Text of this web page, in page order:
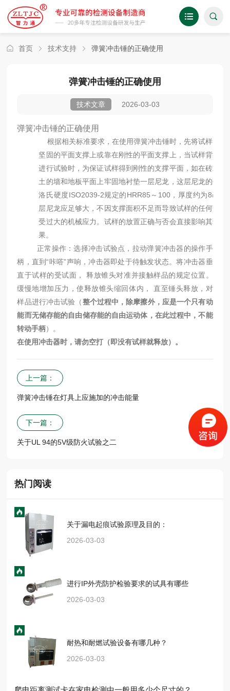
首页 技术支持 弹簧冲击锤的正确使用
弹簧冲击锤的正确使用
技术文章 2026-03-03
弹簧冲击锤的正确使用
根据相关标准要求，在使用弹簧冲击锤时，先将试样固定
坚固的平面支撑上或靠在刚性的平面支撑上，当试样背靠平
进行试验时，为保证试样得到刚性的支撑平面，如在砖或混
土的墙和地板平面上牢固地衬垫一层尼龙，这层尼龙的硬度
洛氏硬度ISO2039-2规定的HRR85～100，厚度约为8㎜，
层尼龙应足够大，不因支撑面积不足而导致试样的任何部分
受过大的机械应力。试样的放置正确与否会直接影响其试验
果。
正常操作：选择冲击试验点，拉动弹簧冲击器的操作手
柄，直到“咔嗒”声响，冲击器即处于待触发状态。将冲击器垂
直于试样的受试面， 释放锥头对准并接触样品的规定位置。
缓慢地增加压力，使释放锥头缩回体内， 直至锤头释放，对
样品进行冲击试验（整个过程中，除摩擦外，应是一个只有动
能而无储存能的自由储存能的自由运动体 ，在此过程中，不能
转动手柄）。
在使用冲击器时，请勿空打（即没有试样就释放）。
上一篇：
弹簧冲击锤在灯具上应施加的冲击能量
下一篇：
关于UL 94的5V级防火试验之二
热门阅读
关于漏电起痕试验原理及目的：
2026-03-03
进行IP外壳防护检验要求的试具有哪些
2026-03-03
耐热和耐燃试验设备有哪几种？
2026-03-03